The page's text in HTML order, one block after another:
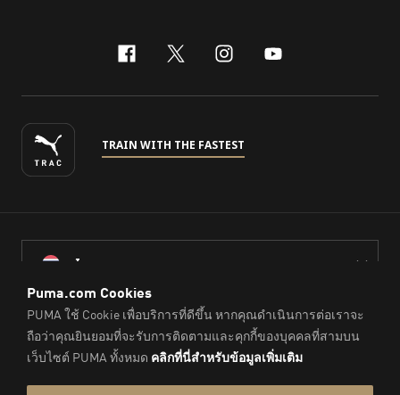
facebook
x-twitter
instagram
youtube
TRAIN WITH THE FASTEST
ไทย
© PUMA Sports (Thailand) Co., Ltd.,2026. All Rights Reserved.
Company Reg. No. 0105564148338